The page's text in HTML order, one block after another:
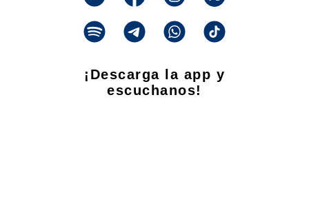
¡Descarga la app y
escuchanos!